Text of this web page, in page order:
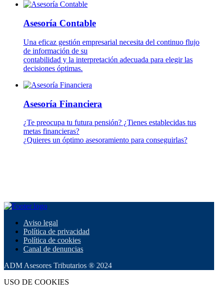
Asesoría Contable
Una eficaz gestión empresarial necesita del continuo flujo
de información de su
contabilidad y la interpretación adecuada para elegir las
decisiones óptimas.
Asesoría Financiera
¿Te preocupa tu futura pensión? ¿Tienes establecidas tus
metas financieras?
¿Quieres un óptimo asesoramiento para conseguirlas?
Aviso legal
Política de privacidad
Política de cookies
Canal de denuncias
ADM Asesores Tributarios ® 2024
USO DE COOKIES